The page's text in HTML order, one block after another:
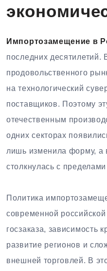
Импортозамещение в
последних
продовольственного
на технологический
поставщиков. Поэтому
отечественным
одних секторах
лишь изменила форму, а
столкнулась с
Политика
современной
госзаказа, зависимость
развитие регионов и
внешней торговлей. В